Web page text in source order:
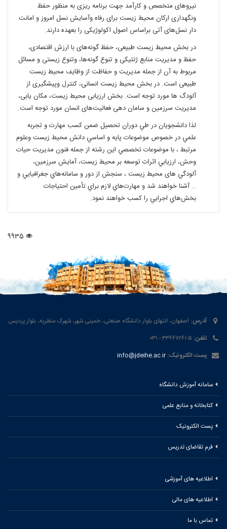
نيروهای متخصص و كارآمد جهت برنامه ريزی به منظور حفظ
ونگهداری ارکان محيط زيست برای رفاه وآسايش نسل امروز و امانت
دار نسل‌های آتی براساس اصول اکولوژيکی را بعهده دارند.
در بخش محیط زیست طبیعی، حفظ گونه‌های با ارزش اقتصادی،
حفظ و مديريت منابع ژنتيكی و تنوع گونه‌ها، وتنوع زيستی و مسائل
مربوط به آن از جمله مديريت و حفاظت از وظايف محيط زيست
طبيعی است. در بخش محيط زيست انسانی، کنترل وپيشگيری از
آلودگ ها مورد توجه است. بخش ارزيابی محيط زيست، مکان يابی،
مديريت سرزمين و سامان دهی فعاليت‌های انسان مورد توجه است.
لذا دانشجويان در طي دوران تحصيل ضمن كسب مهارت و تجربه
علمي‌ در خصوص موضوعات پايه و اساسي دانش محيط زيست وعلوم
مرتبط ، با موضوعات تخصصي اين رشته از جمله فنون مدیریت حيات
وحش، ارزيابي اثرات توسعه بر محیط زیست، آمایش سرزمین،
آلودگي های محیط زیست ، سنجش از دور و سامانه‌هاي جغرافيايي و
… آشنا خواهند شد و مهارت‌هاي لازم براي تأمين احتياجات
بخش‌هاي اجرايي را كسب خواهند نمود.
آدرس: اصفهان، انتهای بلوار دانشگاه صنعتی، خمینی شهر، شهرک منظریه، بلوار پردیس
تلفن: ۵-۳۳۶۶۷۲۶۱ - ۰۳۱
پست الکترونیک: info@jdeihe.ac.ir
سامانه آموزش دانشگاه
کتابخانه و منابع علمی
پست الکترونیک
فرم تقاضای تدریس
اطلاعیه های آموزشی
اطلاعیه های مالی
تماس با ما